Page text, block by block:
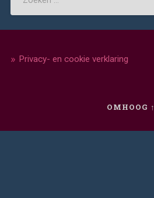
Privacy- en cookie verklaring
OMHOOG ↑